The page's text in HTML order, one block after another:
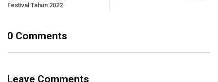
Festival Tahun 2022
0 Comments
Leave Comments